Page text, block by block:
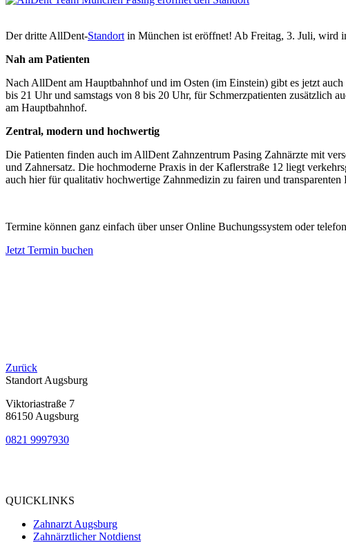
Der dritte AllDent-Standort in München ist eröffnet! Ab Freitag, 3. Juli, wird
Nah am Patienten
Nach AllDent am Hauptbahnhof und im Osten (im Einstein) gibt es jetzt
bis 21 Uhr und samstags von 8 bis 20 Uhr, für Schmerzpatienten zusätzlich
am Hauptbahnhof.
Zentral, modern und hochwertig
Die Patienten finden auch im AllDent Zahnzentrum Pasing Zahnärzte mit
und Zahnersatz. Die hochmoderne Praxis in der Kaflerstraße 12 liegt
auch hier für qualitativ hochwertige Zahnmedizin zu fairen und transparenten
Termine können ganz einfach über unser Online Buchungssystem oder
Jetzt Termin buchen
Zurück
Standort Augsburg
Viktoriastraße 7
86150 Augsburg
0821 9997930
QUICKLINKS
Zahnarzt Augsburg
Zahnärztlicher Notdienst